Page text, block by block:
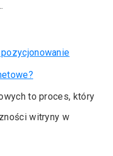
to proces, który
witryny w